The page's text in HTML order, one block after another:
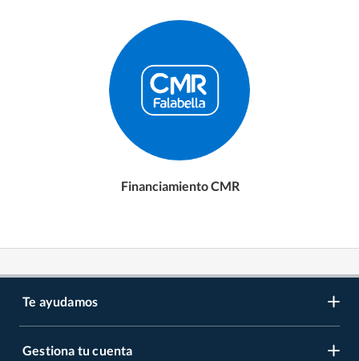
Financiamiento CMR
Te ayudamos
LIbro de reclamaciones
Gestiona tu cuenta